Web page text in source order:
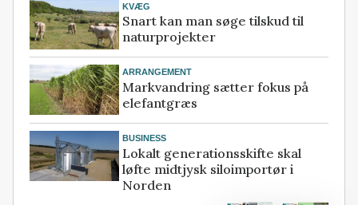
KVÆG
Snart kan man søge tilskud til
naturprojekter
ARRANGEMENT
Markvandring sætter fokus på
elefantgræs
BUSINESS
Lokalt generationsskifte skal
løfte midtjysk siloimportør i
Norden